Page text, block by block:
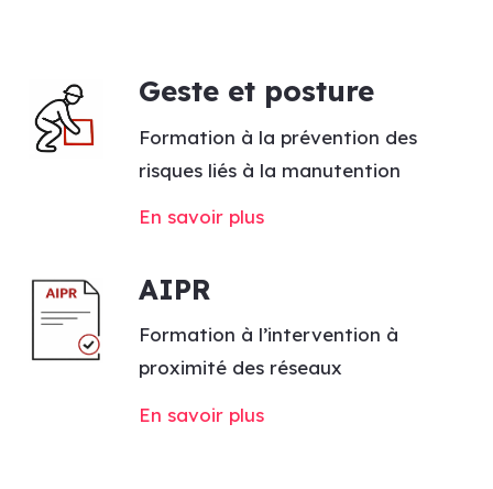
Geste et posture
Formation à la prévention des
risques liés à la manutention
En savoir plus
AIPR
Formation à l’intervention à
proximité des réseaux
En savoir plus